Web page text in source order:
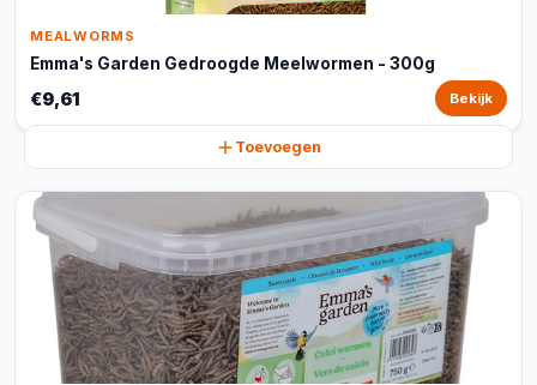
MEALWORMS
Emma's Garden Gedroogde Meelwormen - 300g
€9,61 Bekijk
Toevoegen